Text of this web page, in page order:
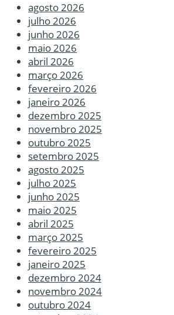
agosto 2026
julho 2026
junho 2026
maio 2026
abril 2026
março 2026
fevereiro 2026
janeiro 2026
dezembro 2025
novembro 2025
outubro 2025
setembro 2025
agosto 2025
julho 2025
junho 2025
maio 2025
abril 2025
março 2025
fevereiro 2025
janeiro 2025
dezembro 2024
novembro 2024
outubro 2024